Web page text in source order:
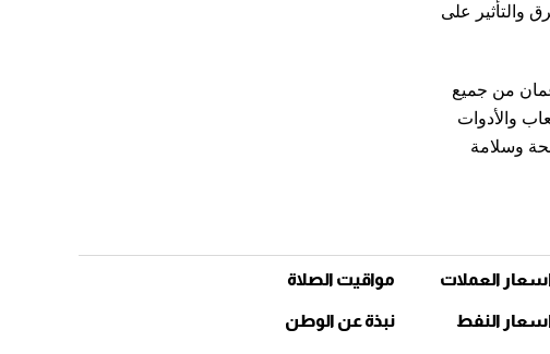
والتأثير على
من جميع
والأدوات
وسلامة
العملات
النفط
مواقيت الصلاة
نبذة عن الوطن